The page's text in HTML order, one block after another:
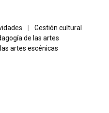
Gestión cultural
de las artes
artes escénicas